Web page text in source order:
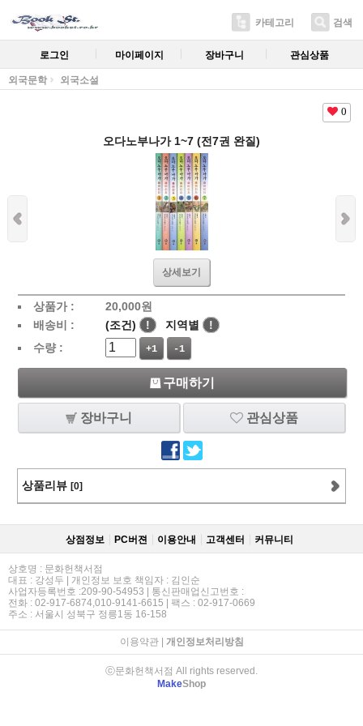
카테고리 검색
로그인 마이페이지 장바구니 관심상품
외국문학 외국소설
0
오다노부나가 1~7 (전7권 완질)
상세보기
상품가 : 20,000원
배송비 :
(조건) ! 지역별
!
수량 :
+1 -1
구매하기
장바구니 관심상품
상품리뷰 [0]
상점정보 PC버젼 이용안내 고객센터 커뮤니티
상호명 : 문화헌책서점
대표 : 강성두 | 개인정보 보호 책임자 : 김인순
사업자등록번호 :209-90-54953 | 통신판매업신고번호 :
전화 : 02-917-6874,010-9141-6615 | 팩스 : 02-917-0669
주소 : 서울시 성북구 정릉1동 16-158
이용약관| 개인정보처리방침
ⓒ문화헌책서점 All rights reserved.
MakeShop